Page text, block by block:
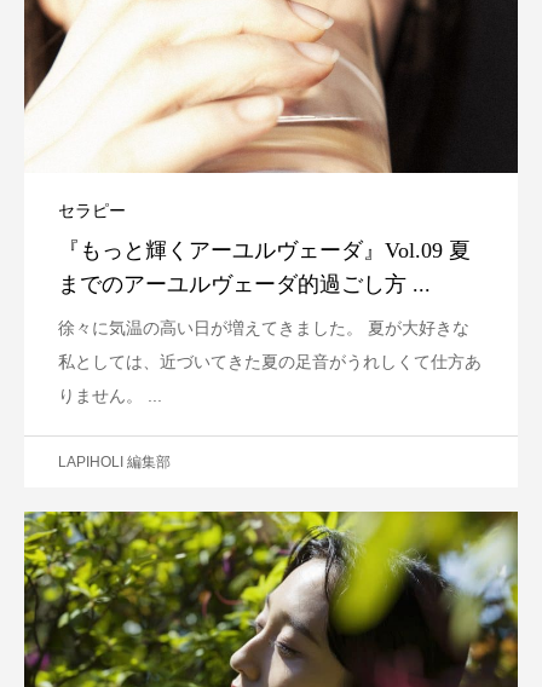
セラピー
『もっと輝くアーユルヴェーダ』Vol.09 夏
までのアーユルヴェーダ的過ごし方 ...
徐々に気温の高い日が増えてきました。 夏が大好きな
私としては、近づいてきた夏の足音がうれしくて仕方あ
りません。 ...
LAPIHOLI 編集部